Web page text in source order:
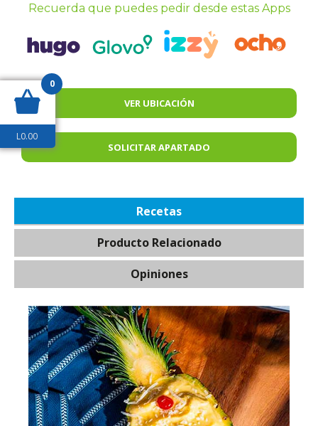
Recuerda que puedes pedir desde estas Apps
VER UBICACIÓN
SOLICITAR APARTADO
Recetas
Producto Relacionado
Opiniones
0
L0.00